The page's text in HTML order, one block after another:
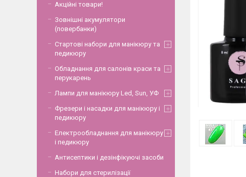
Акційні товари!
Зовнішні акумулятори
(повербанки)
Стартові набори для манікюру та
педикюру
Обладнання для салонів краси та
перукарень
Лампи для манікюру Led, Sun, УФ
Фрезери і насадки для манікюру і
педикюру
Електрообладнання для манікюру
і педикюру
Антисептики і дезінфікуючі засоби
Набори для стерилізації